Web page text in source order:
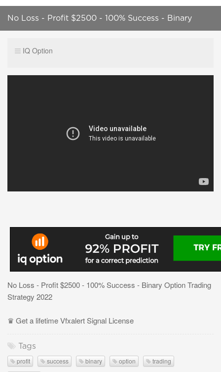
No Loss - Profit $2500 - 100% Success - Binary
IQ Option
No Loss - Profit $2500 - 100% Success - Binary Option Trading
Strategy 2022
♛ Get a lifetime Vfxalert Signal License
Tags
profit success binary option
trading